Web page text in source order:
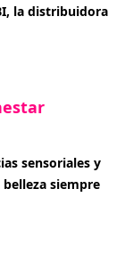
la distribuidora
sensoriales y
siempre